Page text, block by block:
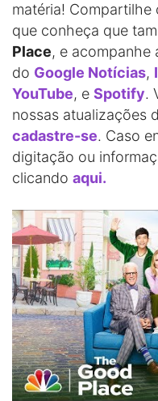
matéria! Compartilhe
que conheça que
Place, e acompanhe
do Google Notícias,
YouTube, e Spotify.
nossas atualizações
cadastre-se. Caso
digitação ou
clicando aqui.